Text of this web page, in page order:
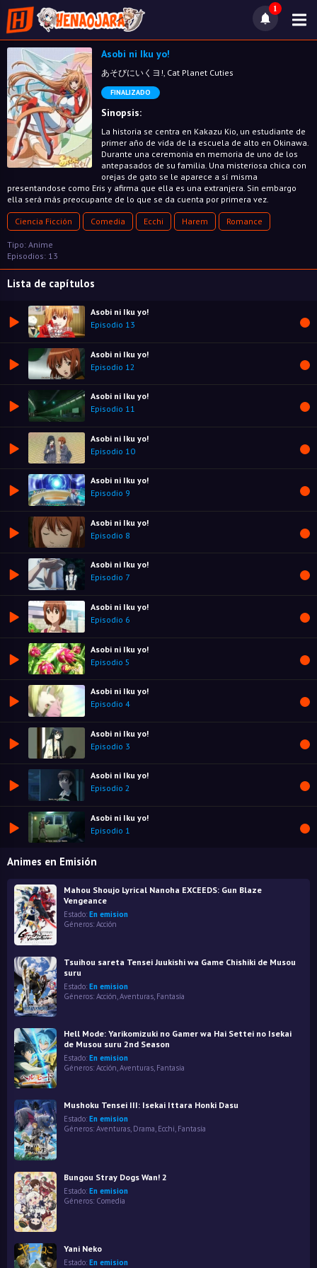
1
Asobi ni Iku yo!
あそびにいくヨ!, Cat Planet Cuties
FINALIZADO
Sinopsis:
La historia se centra en Kakazu Kio, un estudiante de
primer año de vida de la escuela de alto en Okinawa.
Durante una ceremonia en memoria de uno de los
antepasados de su familia. Una misteriosa chica con
orejas de gato se le aparece a sí misma
presentandose como Eris y afirma que ella es una extranjera. Sin embargo
ella será más preocupante de lo que se da cuenta por primera vez.
Ciencia Ficción Comedia Ecchi Harem Romance
Tipo: Anime
Episodios: 13
Lista de capítulos
Asobi ni Iku yo!
Episodio 13
Asobi ni Iku yo!
Episodio 12
Asobi ni Iku yo!
Episodio 11
Asobi ni Iku yo!
Episodio 10
Asobi ni Iku yo!
Episodio 9
Asobi ni Iku yo!
Episodio 8
Asobi ni Iku yo!
Episodio 7
Asobi ni Iku yo!
Episodio 6
Asobi ni Iku yo!
Episodio 5
Asobi ni Iku yo!
Episodio 4
Asobi ni Iku yo!
Episodio 3
Asobi ni Iku yo!
Episodio 2
Asobi ni Iku yo!
Episodio 1
Animes en Emisión
Mahou Shoujo Lyrical Nanoha EXCEEDS: Gun Blaze
Vengeance
Estado: En emision
Géneros: Acción
Tsuihou sareta Tensei Juukishi wa Game Chishiki de Musou
suru
Estado: En emision
Géneros: Acción Aventuras Fantasía
Hell Mode: Yarikomizuki no Gamer wa Hai Settei no Isekai
de Musou suru 2nd Season
Estado: En emision
Géneros: Acción,Aventuras, Fantasía
Mushoku Tensei III: Isekai Ittara Honki Dasu
Estado: En emision
Géneros: Aventuras, Drama, Ecchi, Fantasía
Bungou Stray Dogs Wan! 2
Estado: En emision
Géneros: Comedia
Yani Neko
Estado: En emision